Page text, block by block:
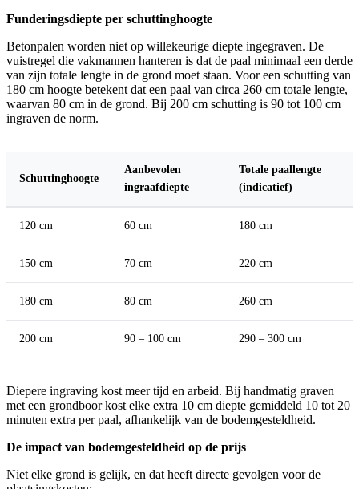
Funderingsdiepte per schuttinghoogte
Betonpalen worden niet op willekeurige diepte ingegraven. De
vuistregel die vakmannen hanteren is dat de paal minimaal een derde
van zijn totale lengte in de grond moet staan. Voor een schutting van
180 cm hoogte betekent dat een paal van circa 260 cm totale lengte,
waarvan 80 cm in de grond. Bij 200 cm schutting is 90 tot 100 cm
ingraven de norm.
Schuttinghoogte
Aanbevolen
ingraafdiepte
Totale paallengte
(indicatief)
120 cm 60 cm 180 cm
150 cm 70 cm 220 cm
180 cm 80 cm 260 cm
200 cm 90 – 100 cm 290 – 300 cm
Diepere ingraving kost meer tijd en arbeid. Bij handmatig graven
met een grondboor kost elke extra 10 cm diepte gemiddeld 10 tot 20
minuten extra per paal, afhankelijk van de bodemgesteldheid.
De impact van bodemgesteldheid op de prijs
Niet elke grond is gelijk, en dat heeft directe gevolgen voor de